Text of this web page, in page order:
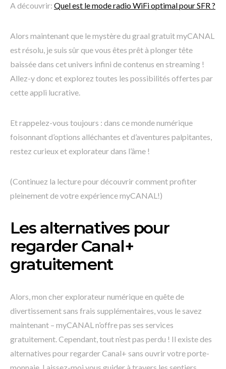
A découvrir: Quel est le mode radio WiFi optimal pour SFR ?
Alors maintenant que le mystère du graal gratuit myCANAL
est résolu, je suis sûr que vous êtes prêt à plonger tête
baissée dans cet univers infini de contenus en streaming !
Allez-y donc et explorez toutes les possibilités offertes par
cette appli lucrative.
Et rappelez-vous toujours : dans ce monde numérique
foisonnant d’options alléchantes et d’aventures palpitantes,
restez curieux et explorateur dans l’âme !
(Continuez la lecture pour découvrir comment profiter
pleinement de votre expérience myCANAL!)
Les alternatives pour
regarder Canal+
gratuitement
Alors, mon cher explorateur numérique en quête de
divertissement sans frais supplémentaires, vous le savez
maintenant – myCANAL n’offre pas ses services
gratuitement. Cependant, tout n’est pas perdu ! Il existe des
alternatives pour regarder Canal+ sans ouvrir votre porte-